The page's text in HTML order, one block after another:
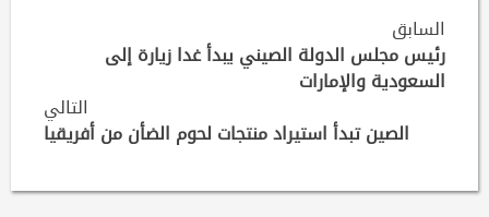
Continue
Reading
السابق
رئيس مجلس الدولة الصيني يبدأ غدا زيارة إلى
السعودية والإمارات
التالي
الصين تبدأ استيراد منتجات لحوم الضأن من أفريقيا